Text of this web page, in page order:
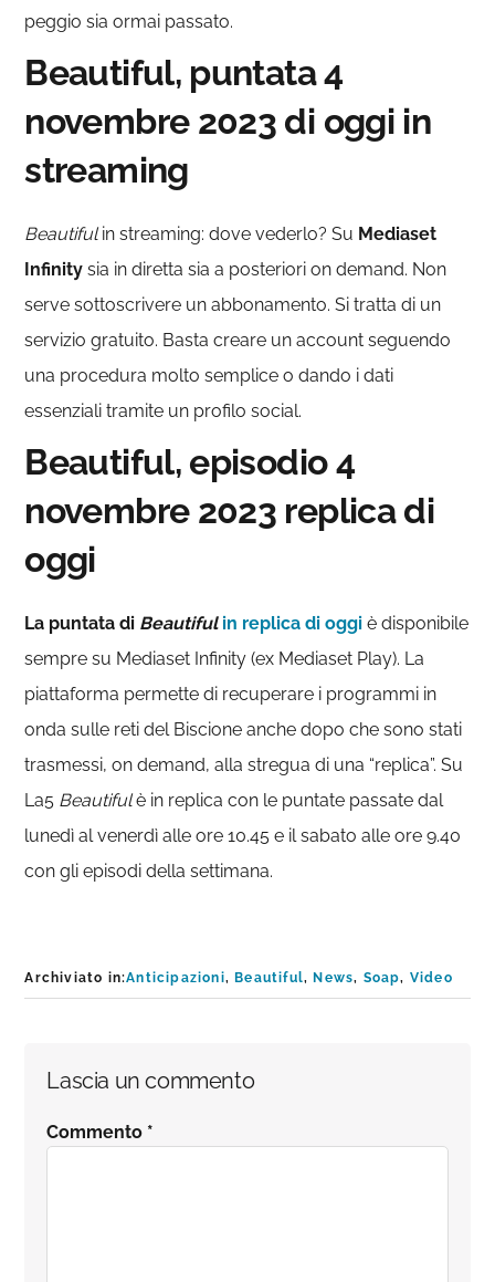
peggio sia ormai passato.
Beautiful, puntata 4
novembre 2023 di oggi in
streaming
Beautifulin streaming: dove vederlo? Su Mediaset
Infinity sia in diretta sia a posteriori on demand. Non
serve sottoscrivere un abbonamento. Si tratta di un
servizio gratuito. Basta creare un account seguendo
una procedura molto semplice o dando i dati
essenziali tramite un profilo social.
Beautiful, episodio 4
novembre 2023 replica di
oggi
La puntata di Beautiful in replica di oggi è disponibile
sempre su Mediaset Infinity (ex Mediaset Play). La
piattaforma permette di recuperare i programmi in
onda sulle reti del Biscione anche dopo che sono stati
trasmessi, on demand, alla stregua di una “replica”. Su
La5 Beautifulè in replica con le puntate passate dal
lunedì al venerdì alle ore 10.45 e il sabato alle ore 9.40
con gli episodi della settimana.
Archiviato in:Anticipazioni,Beautiful,News, Soap, Video
Interazioni
del
Lascia un commento
Commento *